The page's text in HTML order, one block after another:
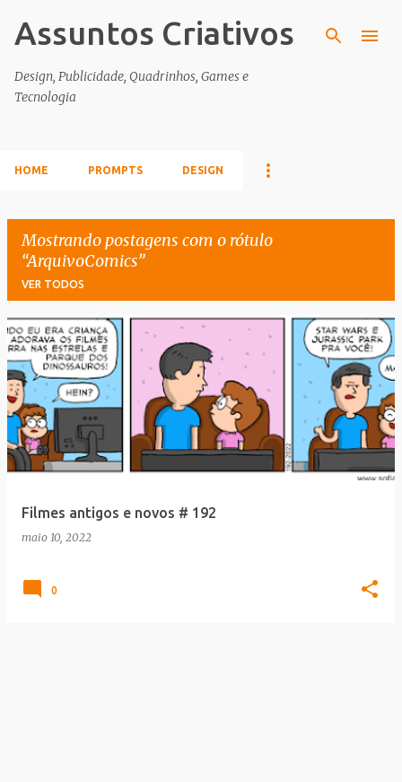
Pular para o conteúdo principal
Assuntos Criativos
Design, Publicidade, Quadrinhos, Games e
Tecnologia
HOME PROMPTS DESIGN
Mostrando postagens com o rótulo
ArquivoComics
VER TODOS
P
o
s
t
a
g
Filmes antigos e novos # 192
maio 10, 2022
0